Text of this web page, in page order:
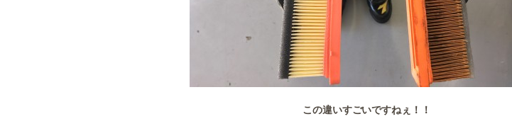
この違いすごいですねぇ！！